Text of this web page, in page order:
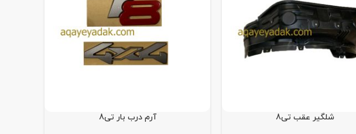
شلگیر عقب تی8 آرم درب بار تی8